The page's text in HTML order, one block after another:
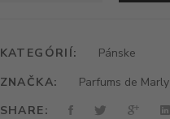
GREENLEY
KATEGÓRIÍ:
Pánske
ZNAČKA:
Parfums de Marly
SHARE: